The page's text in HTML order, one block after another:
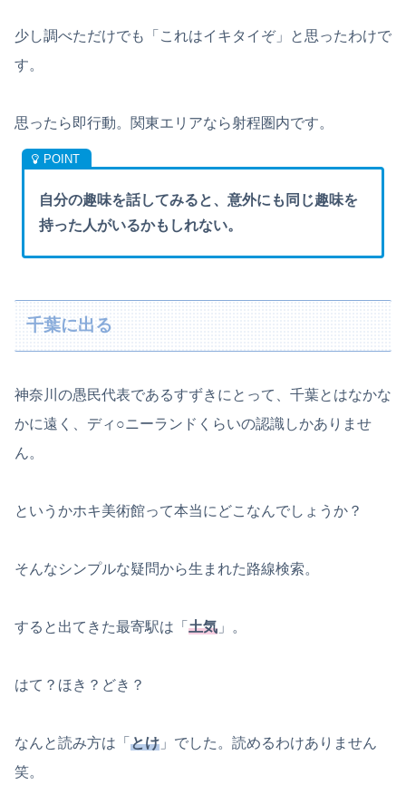
少し調べただけでも「これはイキタイぞ」と思ったわけで
す。
思ったら即行動。関東エリアなら射程圏内です。
自分の趣味を話してみると、意外にも同じ趣味を
持った人がいるかもしれない。
千葉に出る
神奈川の愚民代表であるすずきにとって、千葉とはなかな
かに遠く、ディ○ニーランドくらいの認識しかありませ
ん。
というかホキ美術館って本当にどこなんでしょうか？
そんなシンプルな疑問から生まれた路線検索。
すると出てきた最寄駅は「 土気 」。
はて？ほき？どき？
なんと読み方は「 とけ 」でした。読めるわけありません
笑。